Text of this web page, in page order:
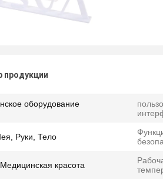
продукции
оборудование
Руки, Тело
красота